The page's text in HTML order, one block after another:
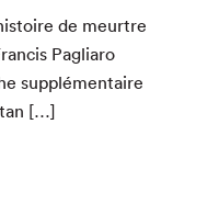
de meurtre
Pagliaro
sup­plé­men­taire
[…]